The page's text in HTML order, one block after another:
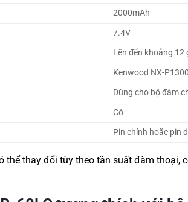
2000mAh
7.4V
Lên đến khoảng 12
Kenwood NX-
Dùng cho bộ đàm
Có
Pin chính hoặc pin
thể thay đổi tùy theo tần suất đàm thoại,